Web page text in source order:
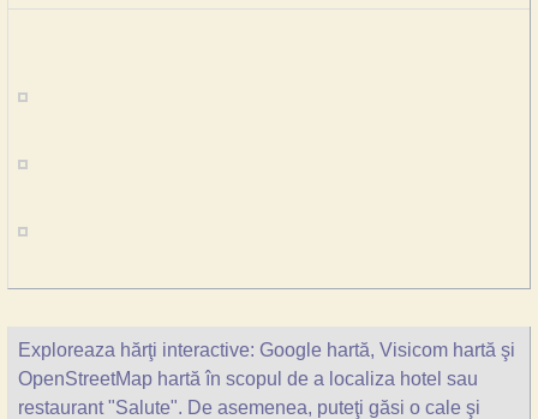
Exploreaza hărţi interactive: Google hartă, Visicom hartă şi
OpenStreetMap hartă în scopul de a localiza hotel sau
restaurant "Salute". De asemenea, puteţi găsi o cale şi